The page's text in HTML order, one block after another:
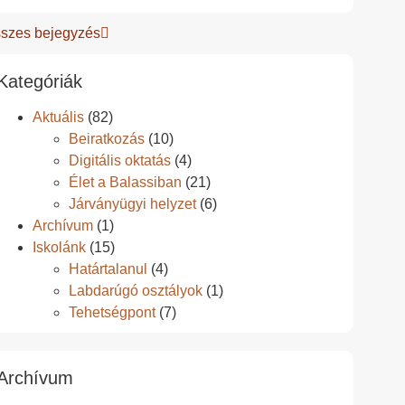
bejegyzés
Aktuális (82)
Beiratkozás (10)
Digitális oktatás (4)
Élet a Balassiban (21)
Járványügyi helyzet(6)
Archívum (1)
Iskolánk (15)
Határtalanul (4)
Labdarúgó osztályok (1)
Tehetségpont(7)